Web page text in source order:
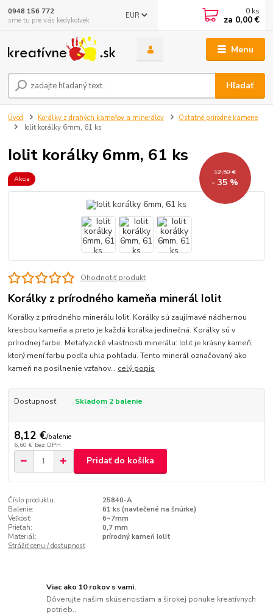
Menu
EUR
Hľadať
0948 156 772
sme tu pre vás kedykoľvek
0 ks
za 0,00 €
Úvod Korálky z drahých kameňov a minerálov
Ostatné prírodné kamene
Iolit korálky 6mm, 61 ks
Iolit korálky 6mm, 61 ks
Akcia
12,50 €
- 35 %
Ohodnotiť produkt
Korálky z prírodného kameňa minerál Iolit
Korálky z prírodného minerálu Iolit. Korálky sú zaujímavé nádhernou
kresbou kameňa a preto je každá korálka jedinečná. Korálky sú v
prírodnej farbe. Metafyzické vlastnosti minerálu: Iolit je krásny kameň,
ktorý mení farbu podľa uhla pohľadu. Tento minerál označovaný ako
kameň na posilnenie vzťahov... celý popis
Dostupnosť Skladom 2 balenie
8,12 €/balenie
6,60 € bez DPH
Pridať do košíka
Číslo produktu:
25840-A
Balenie:
61 ks (navlečené na šnúrke)
Veľkosť:
6~7mm
Prieťah:
0,7 mm
Materiál:
prírodný kameň Iolit
Strážiť cenu / dostupnosť
Viac ako 10 rokov s vami.
Dôverujte našim skúsenostiam a širokej ponuke kreatívnych
potrieb..